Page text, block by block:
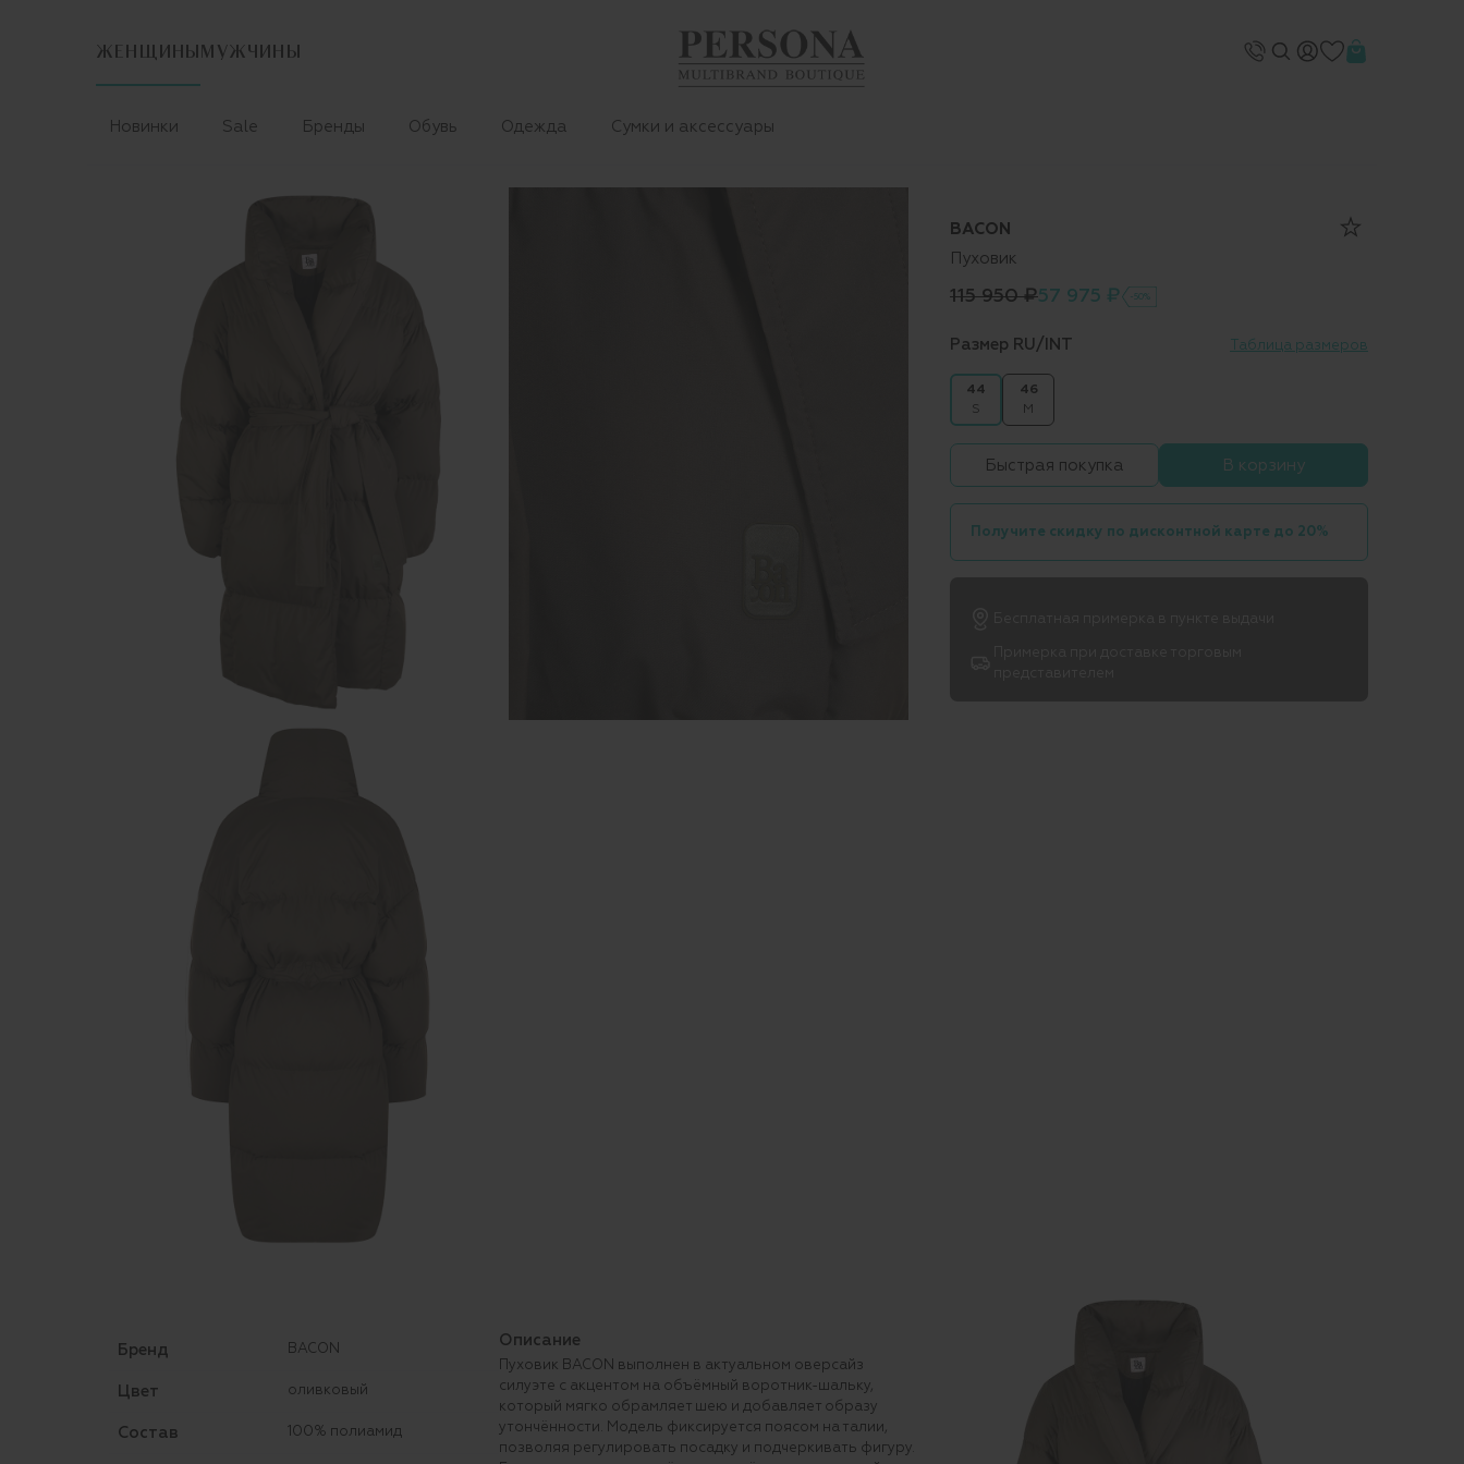
ЖЕНЩИНЫ МУЖЧИНЫ
Новинки Sale Бренды Обувь Одежда Сумки и аксессуары
BACON
Пуховик
115 950 ₽57 975 ₽ -50%
Размер RU/INT Таблица размеров
44
S
46
M
Быстрая покупка В корзину
Получите скидку по дисконтной карте до 20%
Бренд BACON
Цвет оливковый
Состав 100% полиамид
Описание
Пуховик BACON выполнен в актуальном оверсайз
силуэте с акцентом на объёмный воротник-шальку,
который мягко обрамляет шею и добавляет образу
утончённости. Модель фиксируется поясом на талии,
позволяя регулировать посадку и подчеркивать фигуру.